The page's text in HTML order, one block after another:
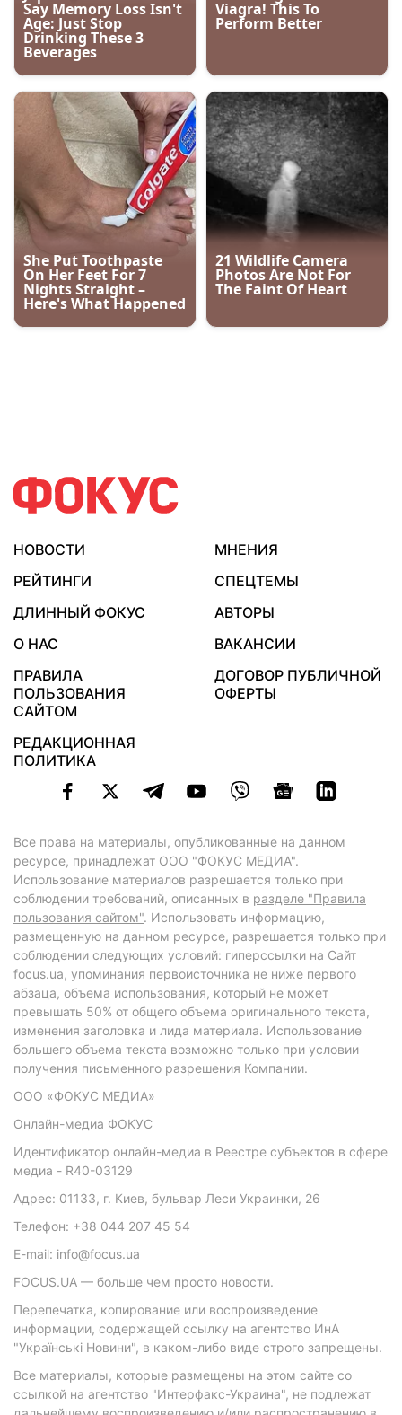
НОВОСТИ
МНЕНИЯ
РЕЙТИНГИ
СПЕЦТЕМЫ
ДЛИННЫЙ ФОКУС
АВТОРЫ
О НАС
ВАКАНСИИ
ПРАВИЛА
ПОЛЬЗОВАНИЯ
САЙТОМ
ДОГОВОР ПУБЛИЧНОЙ
ОФЕРТЫ
РЕДАКЦИОННАЯ
ПОЛИТИКА
Все права на материалы, опубликованные на данном
ресурсе, принадлежат ООО "ФОКУС МЕДИА".
Использование материалов разрешается только при
соблюдении требований, описанных в разделе "Правила
пользования сайтом". Использовать информацию,
размещенную на данном ресурсе, разрешается только при
соблюдении следующих условий: гиперссылки на Сайт
focus.ua, упоминания первоисточника не ниже первого
абзаца, объема использования, который не может
превышать 50% от общего объема оригинального текста,
изменения заголовка и лида материала. Использование
большего объема текста возможно только при условии
получения письменного разрешения Компании.
ООО «ФОКУС МЕДИА»
Онлайн-медиа ФОКУС
Идентификатор онлайн-медиа в Реестре субъектов в сфере
медиа - R40-03129
Адрес: 01133, г. Киев, бульвар Леси Украинки, 26
Телефон: +38 044 207 45 54
E-mail: info@focus.ua
FOCUS.UA — больше чем просто новости.
Перепечатка, копирование или воспроизведение
информации, содержащей ссылку на агентство ИнА
"Українські Новини", в каком-либо виде строго запрещены.
Все материалы, которые размещены на этом сайте со
ссылкой на агентство "Интерфакс-Украина", не подлежат